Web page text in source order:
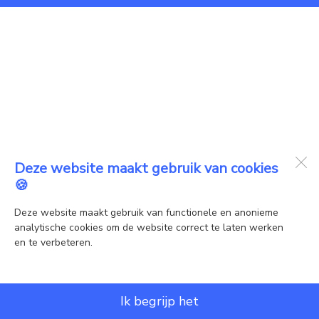
Deze website maakt gebruik van cookies
🍪
Deze website maakt gebruik van functionele en anonieme
analytische cookies om de website correct te laten werken
en te verbeteren.
Ik begrijp het